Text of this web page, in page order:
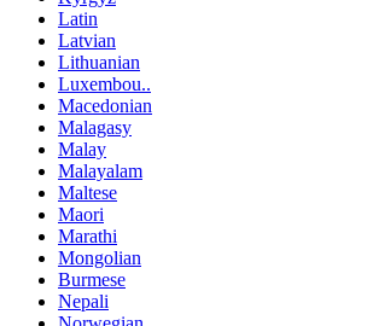
Latin
Latvian
Lithuanian
Luxembou..
Macedonian
Malagasy
Malay
Malayalam
Maltese
Maori
Marathi
Mongolian
Burmese
Nepali